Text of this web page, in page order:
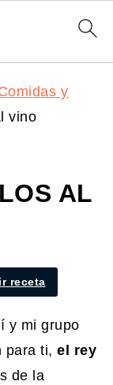
y
vino
AL
receta
y mi grupo
para ti,el rey
de la